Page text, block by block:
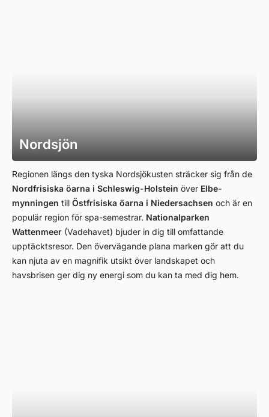
Nordsjön
Regionen längs den tyska Nordsjökusten sträcker sig från de
Nordfrisiska öarna i Schleswig-Holstein över Elbe-
mynningen till Östfrisiska öarna i Niedersachsen och är en
populär region för spa-semestrar. Nationalparken
Wattenmeer (Vadehavet) bjuder in dig till omfattande
upptäcktsresor. Den övervägande plana marken gör att du
kan njuta av en magnifik utsikt över landskapet och
havsbrisen ger dig ny energi som du kan ta med dig hem.